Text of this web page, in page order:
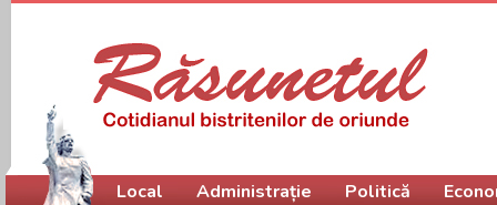
Meniu principal
Local Administrație Politică